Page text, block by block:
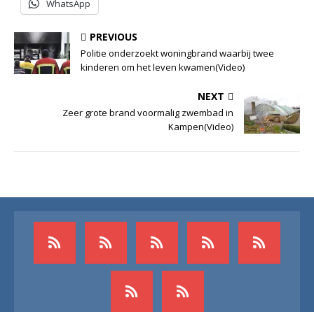
WhatsApp
PREVIOUS
Politie onderzoekt woningbrand waarbij twee
kinderen om het leven kwamen(Video)
NEXT
Zeer grote brand voormalig zwembad in
Kampen(Video)